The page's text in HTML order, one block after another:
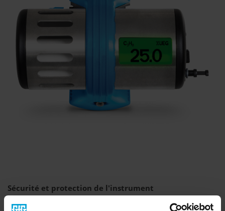
Sécurité et protection de l'instrument
L'IR29 Di est certifié ATEX pour une utilisation en zone Ex 0.
Il est conforme à la norme de sécurité intrinsèque " i ", qui